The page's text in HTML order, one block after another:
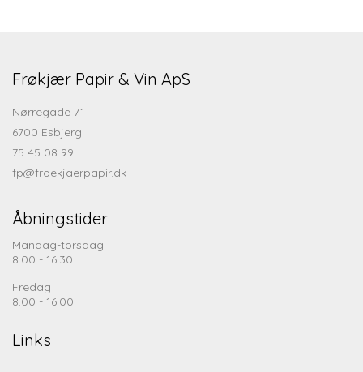
Frøkjær Papir & Vin ApS
Nørregade 71
6700 Esbjerg
75 45 08 99
fp@froekjaerpapir.dk
Åbningstider
Mandag-torsdag:
8.00 - 16.30
Fredag
8.00 - 16.00
Links